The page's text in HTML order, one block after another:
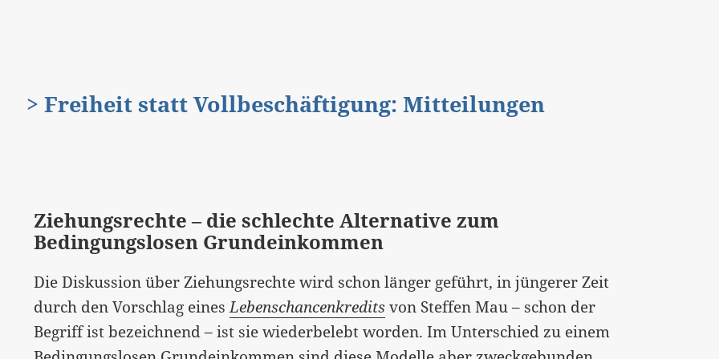
> Freiheit statt Vollbeschäftigung: Mitteilungen
Ziehungsrechte – die schlechte Alternative zum
Bedingungslosen Grundeinkommen
Die Diskussion über Ziehungsrechte wird schon länger geführt, in jüngerer Zeit
durch den Vorschlag einesLebenschancenkreditsvon Steffen Mau – schon der
Begriff ist bezeichnend – ist sie wiederbelebt worden. Im Unterschied zu einem